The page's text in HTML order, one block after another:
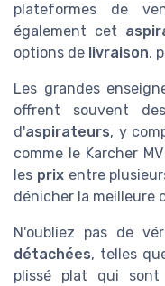
plateformes de
également cet
options de livraison,
Les grandes
offrent souvent
d'aspirateurs, y
comme le Karcher
les prixentre
dénicher la meilleure
N'oubliez pas de
détachées, telles
plissé plat qui sont